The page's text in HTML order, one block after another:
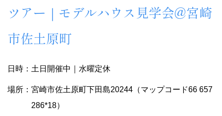
ツアー｜モデルハウス見学会@宮崎
市佐土原町
日時：土日開催中｜水曜定休
場所：宮崎市佐土原町下田島20244（マップコード66 657
286*18）